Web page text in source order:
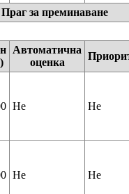
Праг за преминаване
Автоматична
оценка
Не Не
Не Не